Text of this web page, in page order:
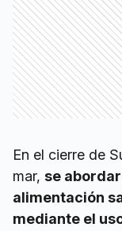
En el cierre de
mar, se
alimentación
mediante el